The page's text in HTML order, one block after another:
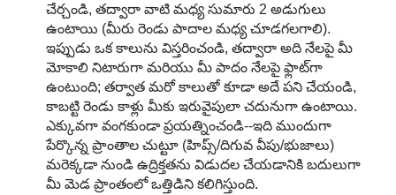
చేర్చండి, తద్వారా వాటి మధ్య సుమారు 2 అడుగులు
ఉంటాయి (మీరు రెండు పాదాల మధ్య చూడగలగాలి).
ఇప్పుడు ఒక కాలును విస్తరించండి, తద్వారా అది నేలపై మీ
మోకాలి నిటారుగా మరియు మీ పాదం నేలపై ఫ్లాట్‌గా
ఉంటుంది; తర్వాత మరో కాలుతో కూడా అదే పని చేయండి,
కాబట్టి రెండు కాళ్లు మీకు ఇరువైపులా చదునుగా ఉంటాయి.
ఎక్కువగా వంగకుండా ప్రయత్నించండి--ఇది ముందుగా
పేర్కొన్న ప్రాంతాల చుట్టూ (హిప్స్/దిగువ వీపు/భుజాలు)
మరెక్కడా నుండి ఉద్రిక్తతను విడుదల చేయడానికి బదులుగా
మీ మెడ ప్రాంతంలో ఒత్తిడిని కలిగిస్తుంది.